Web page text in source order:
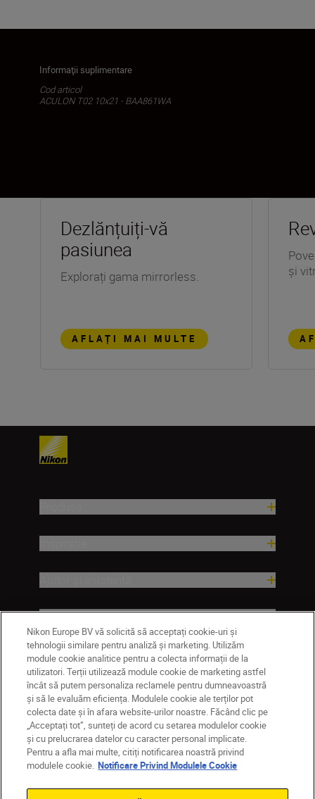
Informaţii suplimentare
Cod articol
ACULON T02 10x21 - BAA861WA
Dezlănțuiți-vă
pasiunea
Explorați gama mirrorless.
AFLAȚI MAI MULTE
și
Companie
MD Nikon Sites
Contactaţi-ne
Politică de confidențialitate
Termeni de utilizare
Nikon Europe BV vă solicită să acceptați cookie-uri și
tehnologii similare pentru analiză și marketing. Utilizăm
module cookie analitice pentru a colecta informații de la
utilizatori. Terții utilizează module cookie de marketing astfel
încât să putem personaliza reclamele pentru dumneavoastră
și să le evaluăm eficiența. Modulele cookie ale terților pot
colecta date și în afara website-urilor noastre. Făcând clic pe
„Acceptați tot”, sunteți de acord cu setarea modulelor cookie
și cu prelucrarea datelor cu caracter personal implicate.
Pentru a afla mai multe, citiți notificarea noastră privind
modulele cookie. Notificare Privind Modulele Cookie